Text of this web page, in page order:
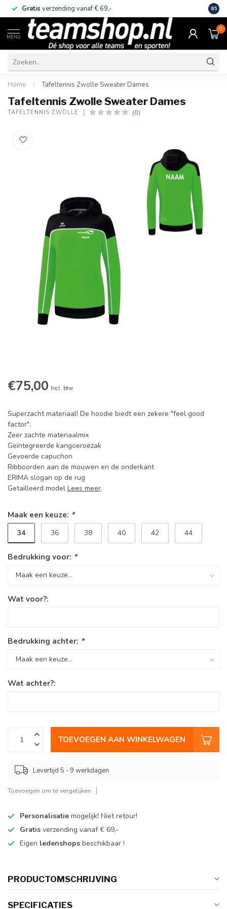
Gratis verzending vanaf € 69,- Eigen
8.5
MENU
0
Home / Tafeltennis Zwolle Sweater Dames
Tafeltennis Zwolle Sweater Dames
TAFELTENNIS ZWOLLE (0)
€75,00 Incl. btw
Superzacht materiaal! De hoodie biedt een zekere "feel good
factor".
Zeer zachte materiaalmix
Geïntegreerde kangoeroezak
Gevoerde capuchon
Ribboorden aan de mouwen en de onderkant
ERIMA slogan op de rug
Getailleerd model Lees meer.
Maak een keuze: *
34 36 38 40 42 44
Bedrukking voor: *
Wat voor?:
Bedrukking achter: *
Wat achter?:
TOEVOEGEN AAN WINKELWAGEN
Levertijd 5 - 9 werkdagen
Toevoegen om te vergelijken
Personalisatie mogelijk! Niet retour!
Gratis verzending vanaf € 69,-
Eigen ledenshops beschikbaar !
PRODUCTOMSCHRIJVING
SPECIFICATIES